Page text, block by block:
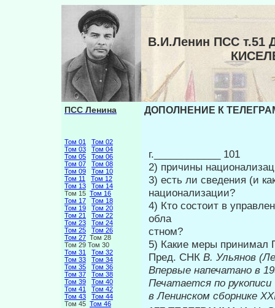
В.И.Ленин ПСС
ПСС Ленина
Том 01
Том 02
Том 03
Том 04
Том 05
Том 06
Том 07
Том 08
Том 09
Том 10
Том 11
Том 12
Том 13
Том 14
Том 15 Том 16
Том 17
Том 18
Том 19
Том 20
Том 21
Том 22
Том 23
Том 24
Том 25
Том 26
Том 27 Том 28
Том 29 Том 30
Том 31
Том 32
Том 33
Том 34
Том 35
Том 36
Том 37
Том 38
Том 39
Том 40
Том 41
Том 42
Том 43
Том 44
Том 45 Том 46
ДОПОЛНЕНИЕ К
г.____________ 101
2) причины
3) есть ли сведения (и
национализации?
4) Кто состоит в
обла­
стном?
5) Какие меры принимал
Пред. СНК В. Ульянов
Впервые
Печатается по рукописи
в Ленинском сборнике